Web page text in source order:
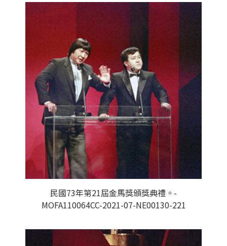
民國73年第21屆金馬獎頒獎典禮。-
MOFA110064CC-2021-07-NE00130-221